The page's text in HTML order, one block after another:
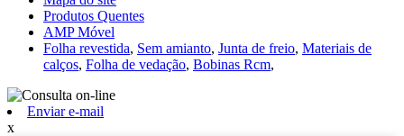
Produtos Quentes
AMP Móvel
Folha revestida, Sem amianto, Junta de freio, Materiais de
calços, Folha de vedação, Bobinas Rcm,
Enviar e-mail
x